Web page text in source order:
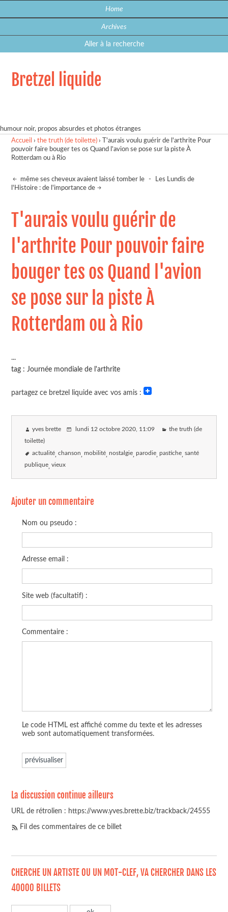
Home
Archives
Aller à la recherche
Bretzel liquide
humour noir, propos absurdes et photos étranges
Accueil ›the truth (de toilette) ›
T'aurais voulu guérir de l'arthrite Pour
pouvoir faire bouger tes os Quand l'avion se pose sur la piste À
Rotterdam ou à Rio
même ses cheveux avaient laissé tomber le -
Les Lundis de
l'Histoire : de l'importance de
T'aurais voulu guérir de
l'arthrite Pour pouvoir faire
bouger tes os Quand l'avion
se pose sur la piste À
Rotterdam ou à Rio
...
tag : Journée mondiale de l'arthrite
partagez ce bretzel liquide avec vos amis :
yves brette lundi 12 octobre 2020, 11:09 the truth (de
toilette)
actualité chanson mobilité nostalgie parodie pastiche santé
publique vieux
Ajouter un commentaire
Nom ou pseudo :
Adresse email :
Site web (facultatif) :
Commentaire :
Le code HTML est affiché comme du texte et les adresses
web sont automatiquement transformées.
La discussion continue ailleurs
URL de rétrolien : https://www.yves.brette.biz/trackback/24555
Fil des commentaires de ce billet
CHERCHE UN ARTISTE OU UN MOT-CLEF, VA CHERCHER DANS LES
40000 BILLETS